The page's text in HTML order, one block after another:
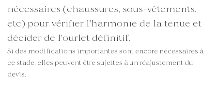
nécessaires (chaussures, sous-vêtements,
etc) pour vérifier l'harmonie de la tenue et
décider de l'ourlet définitif.
Si des modifications importantes sont encore nécessaires à
ce stade, elles peuvent être sujettes à un réajustement du
devis.